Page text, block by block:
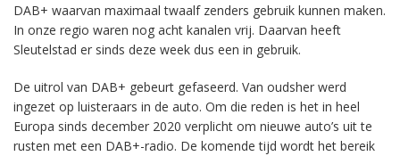
DAB+ waarvan maximaal twaalf zenders gebruik kunnen maken.
In onze regio waren nog acht kanalen vrij. Daarvan heeft
Sleutelstad er sinds deze week dus een in gebruik.
De uitrol van DAB+ gebeurt gefaseerd. Van oudsher werd
ingezet op luisteraars in de auto. Om die reden is het in heel
Europa sinds december 2020 verplicht om nieuwe auto’s uit te
rusten met een DAB+-radio. De komende tijd wordt het bereik